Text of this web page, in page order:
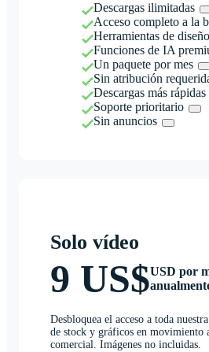
Descargas ilimitadas
Acceso completo a la
Herramientas de
Funciones de IA
Un paquete por mes
Sin atribución
Descargas más rápidas
Soporte prioritario
Sin anuncios
Solo vídeo
9 US$USD por
Desbloquea el acceso a toda
de stock y gráficos en movimiento
comercial. Imágenes no incluidas.